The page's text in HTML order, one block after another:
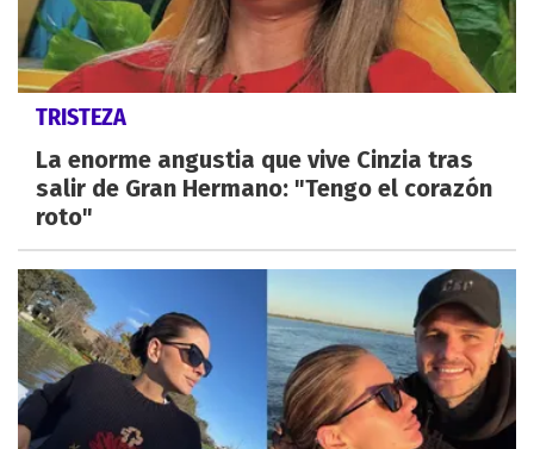
TRISTEZA
La enorme angustia que vive Cinzia tras
salir de Gran Hermano: "Tengo el corazón
roto"